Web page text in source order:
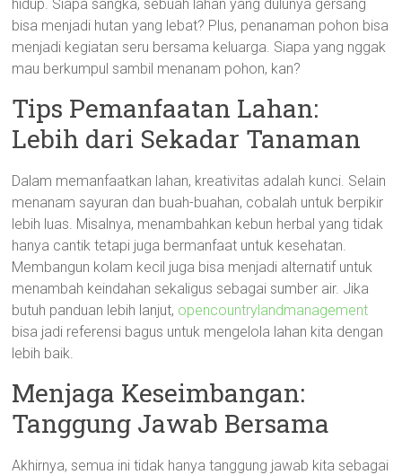
hidup. Siapa sangka, sebuah lahan yang dulunya gersang
bisa menjadi hutan yang lebat? Plus, penanaman pohon bisa
menjadi kegiatan seru bersama keluarga. Siapa yang nggak
mau berkumpul sambil menanam pohon, kan?
Tips Pemanfaatan Lahan:
Lebih dari Sekadar Tanaman
Dalam memanfaatkan lahan, kreativitas adalah kunci. Selain
menanam sayuran dan buah-buahan, cobalah untuk berpikir
lebih luas. Misalnya, menambahkan kebun herbal yang tidak
hanya cantik tetapi juga bermanfaat untuk kesehatan.
Membangun kolam kecil juga bisa menjadi alternatif untuk
menambah keindahan sekaligus sebagai sumber air. Jika
butuh panduan lebih lanjut, opencountrylandmanagement
bisa jadi referensi bagus untuk mengelola lahan kita dengan
lebih baik.
Menjaga Keseimbangan:
Tanggung Jawab Bersama
Akhirnya, semua ini tidak hanya tanggung jawab kita sebagai